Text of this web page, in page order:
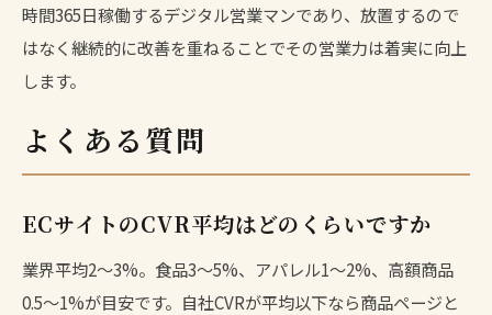
時間365日稼働するデジタル営業マンであり、放置するので
はなく継続的に改善を重ねることでその営業力は着実に向上
します。
よくある質問
ECサイトのCVR平均はどのくらいですか
業界平均2〜3%。食品3〜5%、アパレル1〜2%、高額商品
0.5〜1%が目安です。自社CVRが平均以下なら商品ページと